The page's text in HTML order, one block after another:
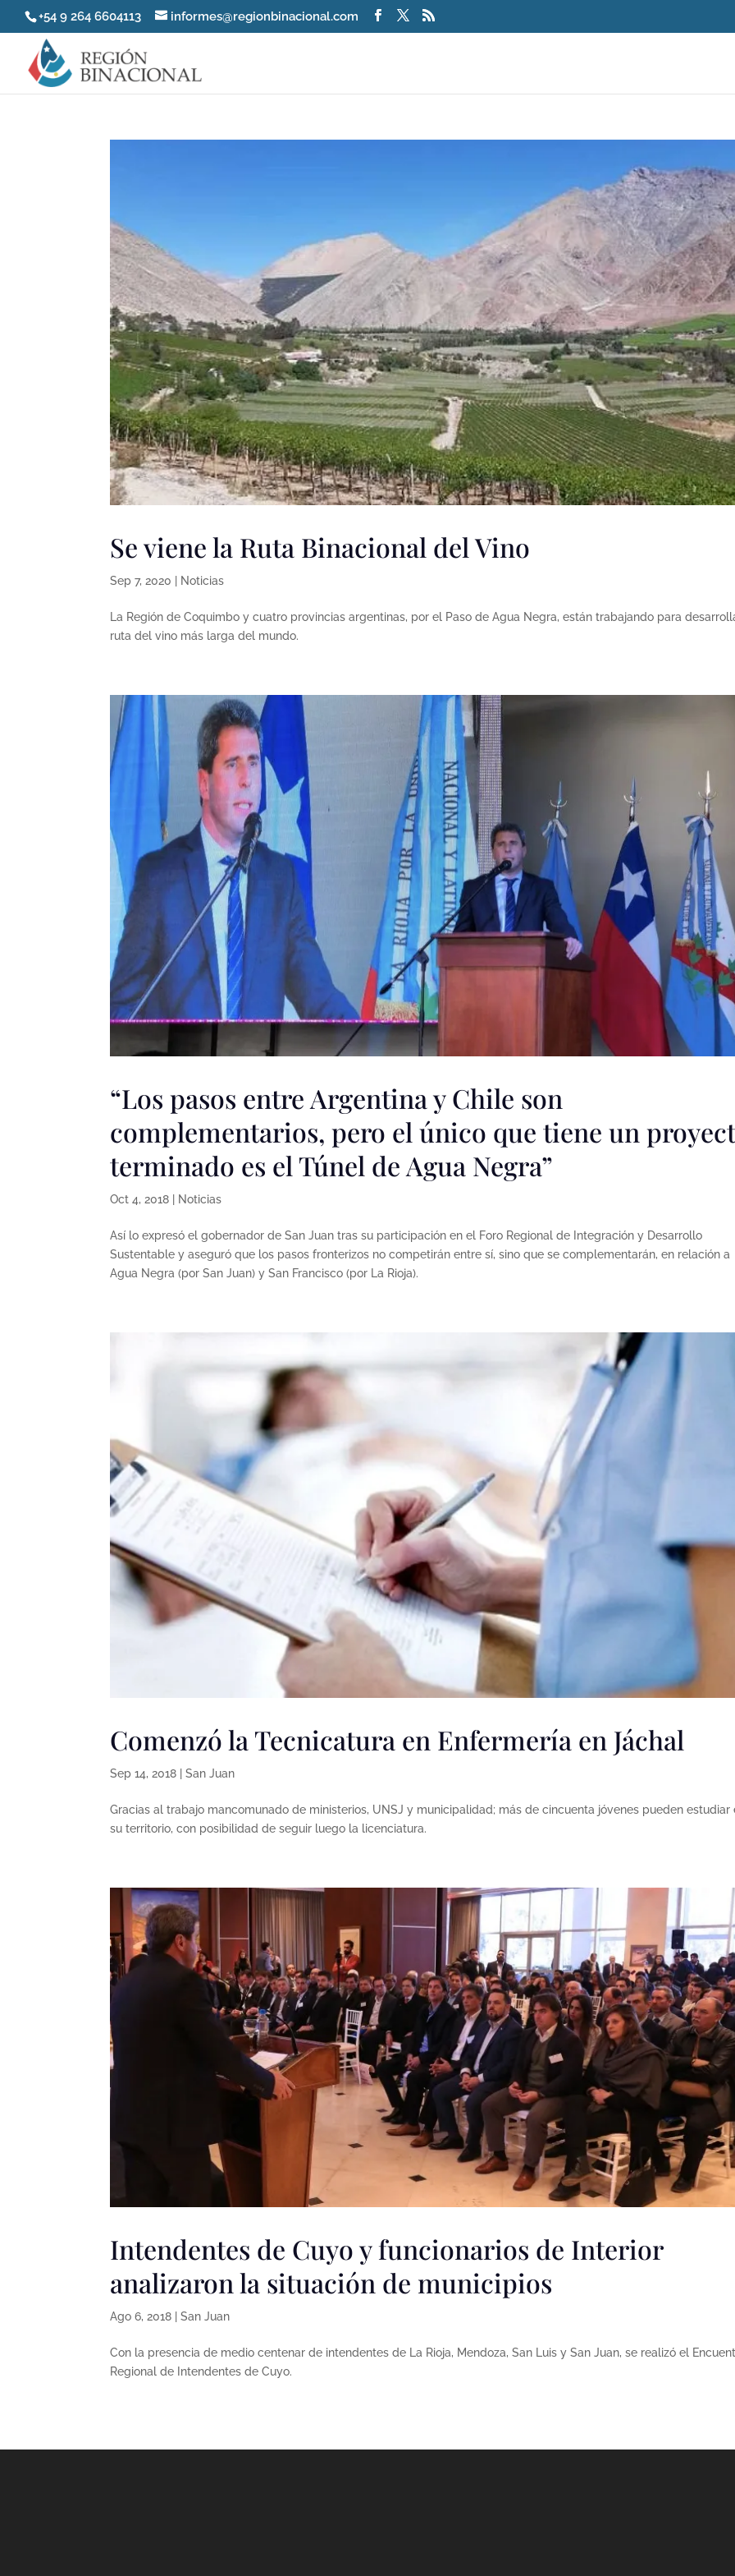
+54 9 264 6604113 informes@regionbinacional.com
Se viene la Ruta Binacional del Vino
Sep 7, 2020 Noticias
La Región de Coquimbo y cuatro provincias argentinas, por el Paso de Agua Negra, están trabajando para
ruta del vino más larga del mundo.
“Los pasos entre Argentina y Chile son
complementarios, pero el único que tiene un
terminado es el Túnel de Agua Negra”
Oct 4, 2018 Noticias
Así lo expresó el gobernador de San Juan tras su participación en el Foro Regional de Integración y Desarrollo
Sustentable y aseguró que los pasos fronterizos no competirán entre sí, sino que se complementarán, en relación a
Agua Negra (por San Juan) y San Francisco (por La Rioja).
Comenzó la Tecnicatura en Enfermería en Jáchal
Sep 14, 2018 |San Juan
Gracias al trabajo mancomunado de ministerios, UNSJ y municipalidad; más de cincuenta jóvenes pueden estudiar
su territorio, con posibilidad de seguir luego la licenciatura.
Intendentes de Cuyo y funcionarios de Interior
analizaron la situación de municipios
Ago 6, 2018 |San Juan
Con la presencia de medio centenar de intendentes de La Rioja, Mendoza, San Luis y San Juan, se realizó el
Regional de Intendentes de Cuyo.